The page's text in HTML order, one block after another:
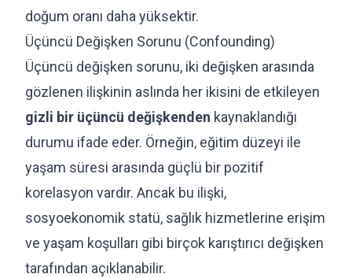
doğum oranı daha yüksektir.
Üçüncü Değişken Sorunu (Confounding)
Üçüncü değişken sorunu, iki değişken arasında
gözlenen ilişkinin aslında her ikisini de etkileyen
gizli bir üçüncü değişkenden kaynaklandığı
durumu ifade eder. Örneğin, eğitim düzeyi ile
yaşam süresi arasında güçlü bir pozitif
korelasyon vardır. Ancak bu ilişki,
sosyoekonomik statü, sağlık hizmetlerine erişim
ve yaşam koşulları gibi birçok karıştırıcı değişken
tarafından açıklanabilir.